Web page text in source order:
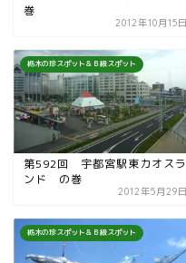
巻
2012年10月15日
栃木の珍スポット＆Ｂ級スポット
第592回 宇都宮駅東カオスラ
ンド の巻
2012年5月29日
栃木の珍スポット＆Ｂ級スポット